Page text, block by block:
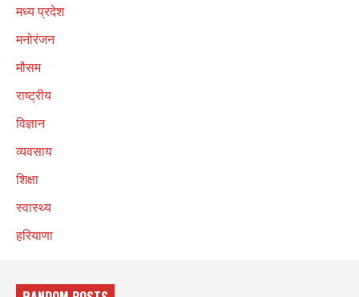
मध्य प्रदेश
मनोरंजन
मौसम
राष्ट्रीय
विज्ञान
व्यवसाय
शिक्षा
स्वास्थ्य
हरियाणा